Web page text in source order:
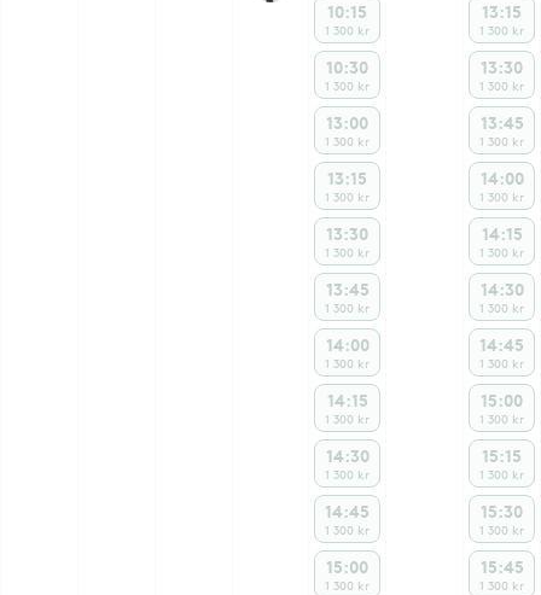
10:15
1 300 kr
10:30
1 300 kr
13:00
1 300 kr
13:15
1 300 kr
13:30
1 300 kr
13:45
1 300 kr
14:00
1 300 kr
14:15
1 300 kr
14:30
1 300 kr
14:45
1 300 kr
15:00
1 300 kr
13:15
1 300 kr
13:30
1 300 kr
13:45
1 300 kr
14:00
1 300 kr
14:15
1 300 kr
14:30
1 300 kr
14:45
1 300 kr
15:00
1 300 kr
15:15
1 300 kr
15:30
1 300 kr
15:45
1 300 kr